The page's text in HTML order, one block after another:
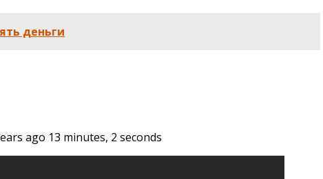
деньги
ago 13 minutes, 2 seconds